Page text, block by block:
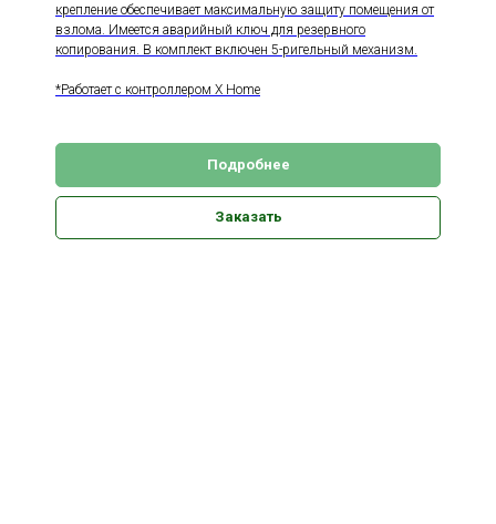
крепление обеспечивает максимальную защиту помещения от
взлома. Имеется аварийный ключ для резервного
копирования. В комплект включен 5-ригельный механизм.
*Работает с контроллером X Home
Подробнее
Заказать